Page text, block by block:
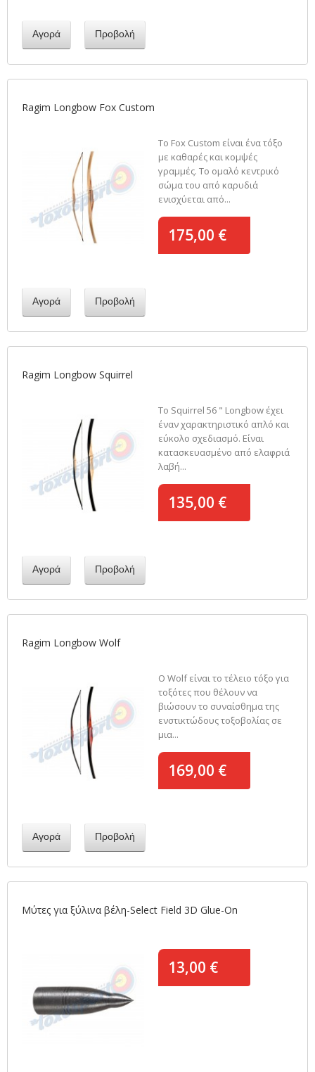
Αγορά Προβολή
Ragim Longbow Fox Custom
Το Fox Custom είναι ένα τόξο
με καθαρές και κομψές
γραμμές. Το ομαλό κεντρικό
σώμα του από καρυδιά
ενισχύεται από...
175,00 €
Αγορά Προβολή
Ragim Longbow Squirrel
Το Squirrel 56 " Longbow έχει
έναν χαρακτηριστικό απλό και
εύκολο σχεδιασμό. Είναι
κατασκευασμένο από ελαφριά
λαβή...
135,00 €
Αγορά Προβολή
Ragim Longbow Wolf
Ο Wolf είναι το τέλειο τόξο για
τοξότες που θέλουν να
βιώσουν το συναίσθημα της
ενστικτώδους τοξοβολίας σε
μια...
169,00 €
Αγορά Προβολή
Μύτες για ξύλινα βέλη-Select Field 3D Glue-On
13,00 €